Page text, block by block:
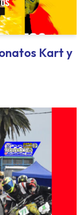
Kart y